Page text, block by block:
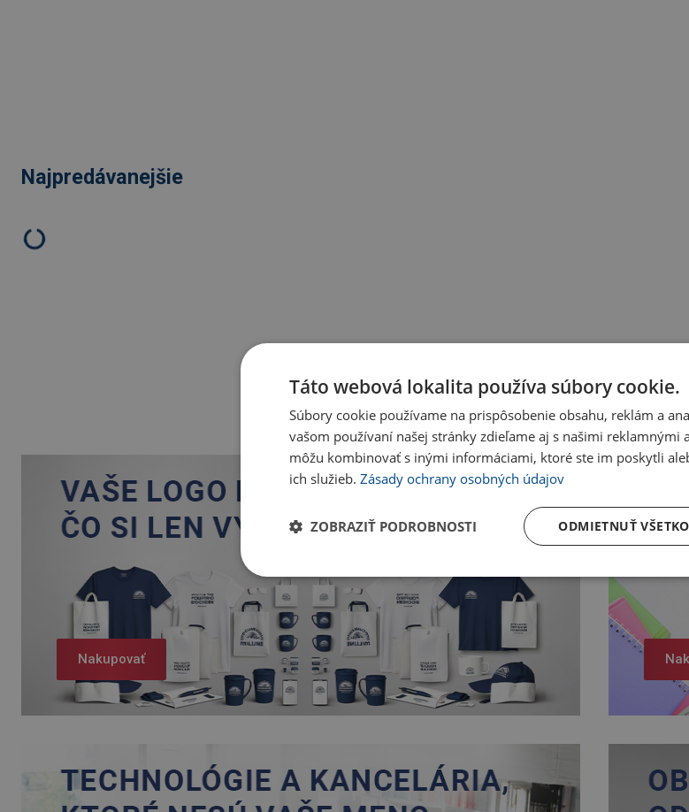
Najpredávanejšie
Nakupovať
Táto webová lokalita používa súbory cookie.
Súbory cookie používame na prispôsobenie obsahu, reklám a
vašom používaní našej stránky zdieľame aj s našimi
môžu kombinovať s inými informáciami, ktoré ste im poskytli
ich služieb. Zásady ochrany osobných údajov
ODMIETNUŤ VŠETKO
ZOBRAZIŤ PODROBNOSTI